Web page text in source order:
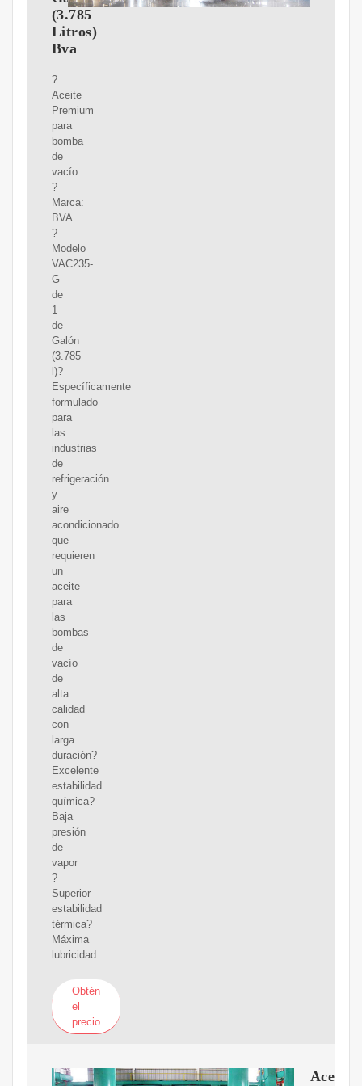
(3.785
Litros)
Bva
?
Aceite
Premium
para
bomba
de
vacío
?
Marca:
BVA
?
Modelo
VAC235-
G
de
1
de
Galón
(3.785
l)?
Específicamente
formulado
para
las
industrias
de
refrigeración
y
aire
acondicionado
que
requieren
un
aceite
para
las
bombas
de
vacío
de
alta
calidad
con
larga
duración?
Excelente
estabilidad
química?
Baja
presión
de
vapor
?
Superior
estabilidad
térmica?
Máxima
lubricidad
Obtén
el
precio
Aceite